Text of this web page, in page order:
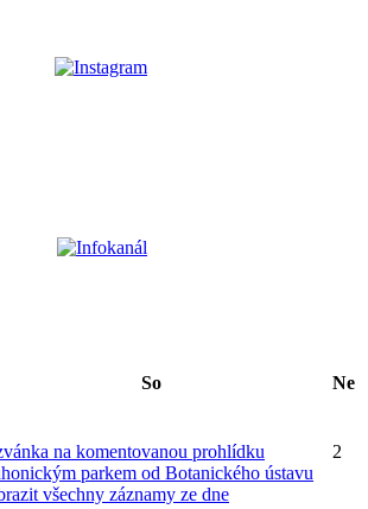
So Ne
na komentovanou prohlídku
parkem od Botanického ústavu
všechny záznamy ze dne
2